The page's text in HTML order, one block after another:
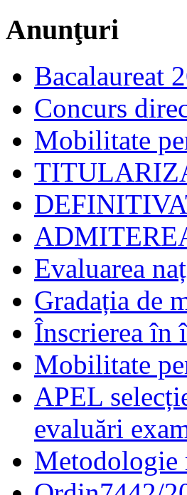
Anunţuri
Bacalaureat
Concurs
Mobilitate
Evaluarea
Gradația de
Înscrierea în
Mobilitate
APEL
evaluări
Metodologie